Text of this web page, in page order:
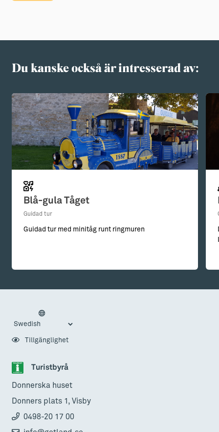
Du kanske också är intresserad av:
Blå-gula Tåget
Guidad tur
Guidad tur med minitåg runt ringmuren
Turistbyrå
Donnerska huset
Donners plats 1, Visby
0498-20 17 00
Tillgänglighet